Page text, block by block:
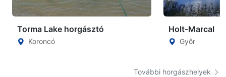
Torma Lake horgásztó
Koroncó
Holt-Marcal
Győr
További horgászhelyek